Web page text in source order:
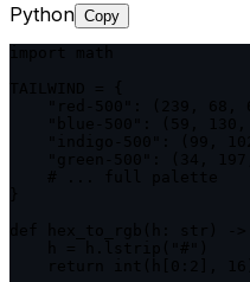
Python Copy
return int(h[0:2],